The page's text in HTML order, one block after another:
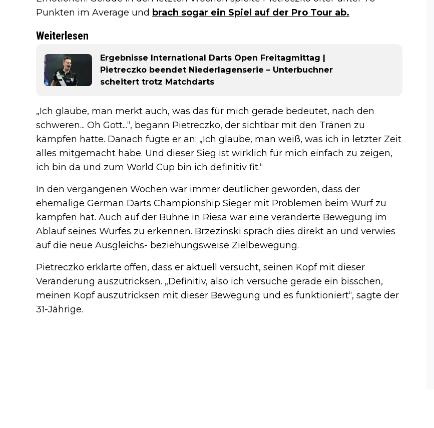
Punkten im Average und brach sogar ein Spiel auf der Pro Tour ab.
Weiterlesen
Ergebnisse International Darts Open Freitagmittag |
Pietreczko beendet Niederlagenserie – Unterbuchner
scheitert trotz Matchdarts
„Ich glaube, man merkt auch, was das für mich gerade bedeutet, nach den
schweren... Oh Gott...“, begann Pietreczko, der sichtbar mit den Tränen zu
kämpfen hatte. Danach fügte er an: „Ich glaube, man weiß, was ich in letzter Zeit
alles mitgemacht habe. Und dieser Sieg ist wirklich für mich einfach zu zeigen,
ich bin da und zum World Cup bin ich definitiv fit.“
In den vergangenen Wochen war immer deutlicher geworden, dass der
ehemalige German Darts Championship Sieger mit Problemen beim Wurf zu
kämpfen hat. Auch auf der Bühne in Riesa war eine veränderte Bewegung im
Ablauf seines Wurfes zu erkennen. Brzezinski sprach dies direkt an und verwies
auf die neue Ausgleichs- beziehungsweise Zielbewegung.
Pietreczko erklärte offen, dass er aktuell versucht, seinen Kopf mit dieser
Veränderung auszutricksen. „Definitiv, also ich versuche gerade ein bisschen,
meinen Kopf auszutricksen mit dieser Bewegung und es funktioniert“, sagte der
31-Jährige.